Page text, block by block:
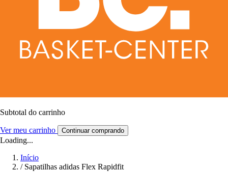
Subtotal do carrinho
Ver meu carrinho Continuar comprando
Loading...
Início
/ Sapatilhas adidas Flex Rapidfit